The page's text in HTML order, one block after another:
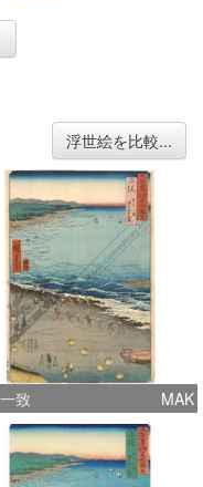
浮世絵を比較...
致 MAK